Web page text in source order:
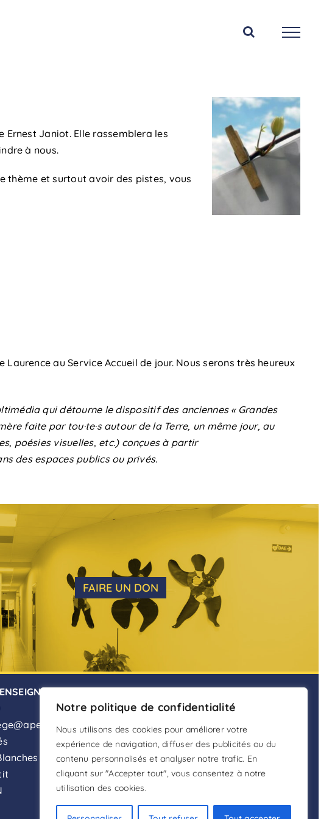
Notre politique de confidentialité
Nous utilisons des cookies pour améliorer votre
expérience de navigation, diffuser des publicités ou du
contenu personnalisés et analyser notre trafic. En
cliquant sur "Accepter tout", vous consentez à notre
utilisation des cookies.
Ernest Janiot. Elle rassemblera les
à nous.
thème et surtout avoir des pistes, vous
au Service Accueil de jour. Nous serons très heureux
qui détourne le dispositifdes anciennes « Grandes
faite par tou·te·s autour de la Terre, un même jour, au
poésies visuelles, etc.) conçues à partir
des espaces publics ou privés.
FAIRE UN DON
denain.fr
»
ADHÉSION
FAIRE UN DON
DEVENIR BÉNÉVOLE